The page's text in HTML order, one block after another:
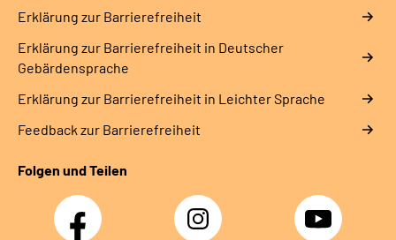
Erklärung zur Barrierefreiheit
Erklärung zur Barrierefreiheit in Deutscher
Gebärdensprache
Erklärung zur Barrierefreiheit in Leichter Sprache
Feedback zur Barrierefreiheit
Folgen und Teilen
Facebook Instagram YouTube